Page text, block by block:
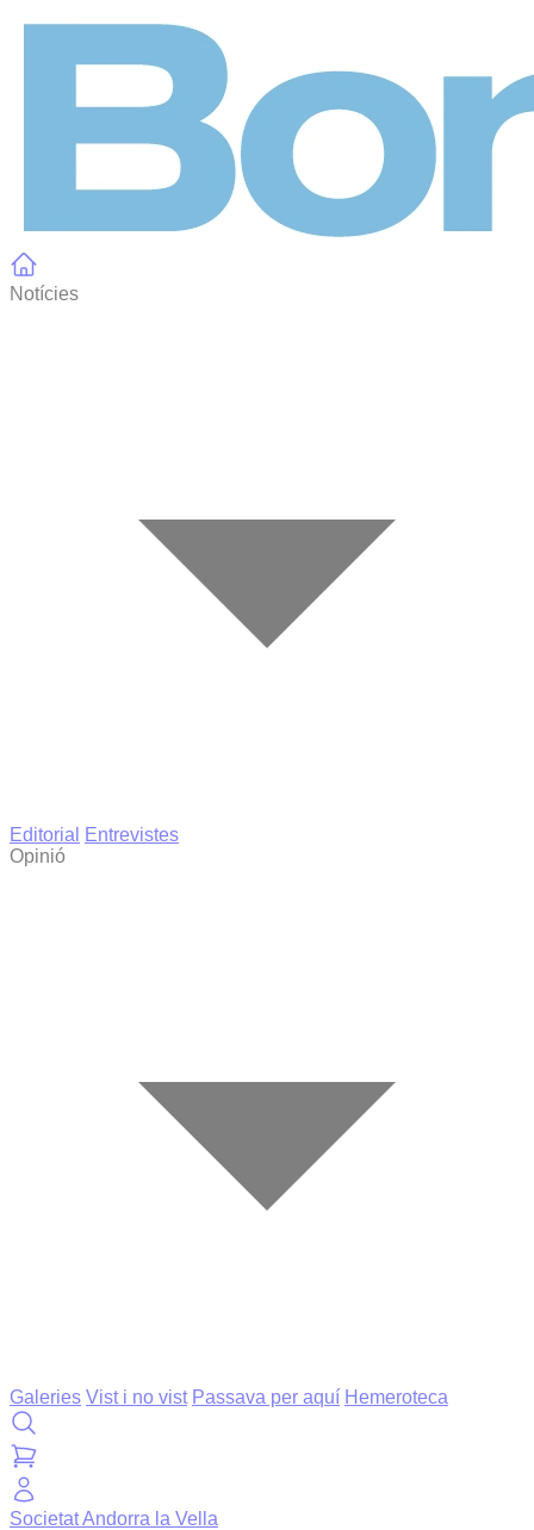
Notícies
Editorial
Entrevistes
Opinió
Galeries Vist i no vist Passava per aquí Hemeroteca
SocietatAndorra la Vella